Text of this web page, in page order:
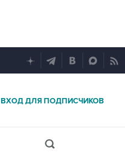
ВХОД ДЛЯ ПОДПИСЧИКОВ